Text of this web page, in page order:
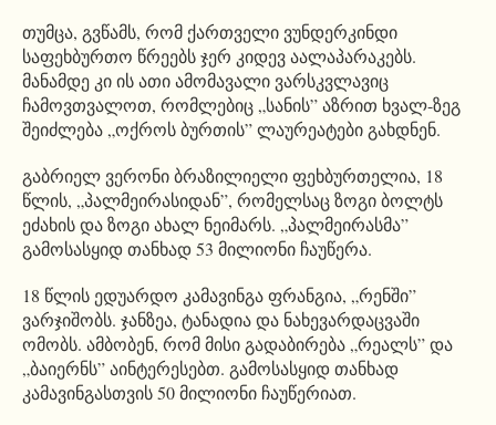
თუმცა, გვწამს, რომ ქართველი ვუნდერკინდი
საფეხბურთო წრეებს ჯერ კიდევ აალაპარაკებს.
მანამდე კი ის ათი ამომავალი ვარსკვლავიც
ჩამოვთვალოთ, რომლებიც „სანის” აზრით ხვალ-ზეგ
შეიძლება „ოქროს ბურთის” ლაურეატები გახდნენ.
გაბრიელ ვერონი ბრაზილიელი ფეხბურთელია, 18
წლის, „პალმეირასიდან”, რომელსაც ზოგი ბოლტს
ეძახის და ზოგი ახალ ნეიმარს. „პალმეირასმა”
გამოსასყიდ თანხად 53 მილიონი ჩაუწერა.
18 წლის ედუარდო კამავინგა ფრანგია, „რენში”
ვარჯიშობს. ჯანზეა, ტანადია და ნახევარდაცვაში
ომობს. ამბობენ, რომ მისი გადაბირება „რეალს” და
„ბაიერნს” აინტერესებთ. გამოსასყიდ თანხად
კამავინგასთვის 50 მილიონი ჩაუწერიათ.